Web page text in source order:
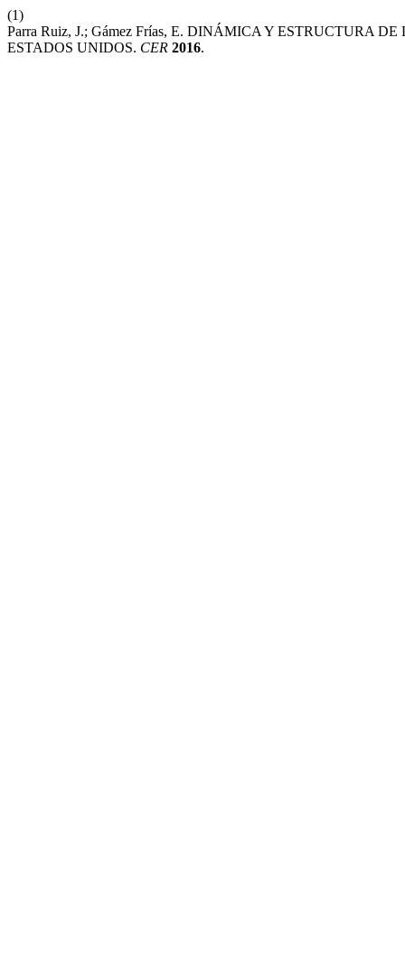
(1)
Parra Ruiz, J.; Gámez Frías, E. DINÁMICA Y ESTRUCTURA
ESTADOS UNIDOS. CER 2016.